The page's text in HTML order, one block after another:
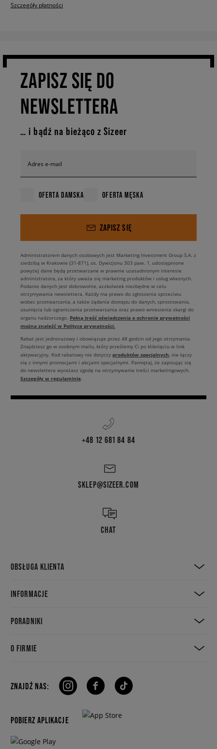
Szczegóły płatności
ZAPISZ SIĘ DO
NEWSLETTERA
… i bądź na bieżąco z Sizeer
Adres e-mail
OFERTA DAMSKA OFERTA MĘSKA
ZAPISZ SIĘ
Administratorem danych osobowych jest Marketing Investment Group S.A. z
siedzibą w Krakowie (31-871), os. Dywizjonu 303 paw. 1, udostępnione
powyżej dane będą przetwarzane w prawnie uzasadnionym interesie
administratora, za który uważa się marketing produktów i usług własnych.
Podanie danych jest dobrowolne, aczkolwiek niezbędne w celu
otrzymywania newslettera. Każdy ma prawo do zgłoszenia sprzeciwu
wobec przetwarzania, a także żądania dostępu do danych, sprostowania,
usunięcia lub ograniczenia przetwarzania oraz prawo wniesienia skargi do
organu nadzorczego. Pełną treść oświadczenia o ochronie prywatności
można znaleźć w Polityce prywatności.
Rabat jest jednorazowy i obowiązuje przez 48 godzin od jego otrzymania.
Znajdziesz go w osobnym mailu, który prześlemy Ci po kliknięciu w link
aktywacyjny. Kod rabatowy nie dotyczy produktów specjalnych, nie łączy
się z innymi promocjami i akcjami specjalnymi. Pamiętaj, że zapisując się
do newslettera wyrażasz zgodę na otrzymywanie treści marketingowych.
Szczegóły w regulaminie.
+48 12 681 84 84
SKLEP@SIZEER.COM
CHAT
OBSŁUGA KLIENTA
INFORMACJE
PORADNIKI
O FIRMIE
ZNAJDŹ NAS:
POBIERZ APLIKACJE